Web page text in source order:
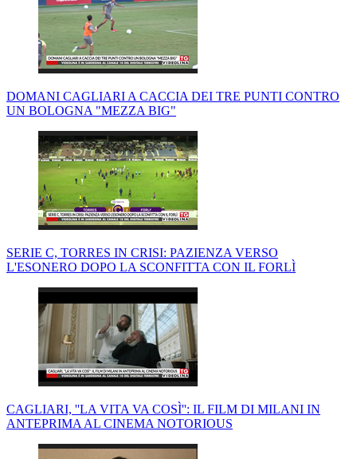
DOMANI CAGLIARI A CACCIA DEI TRE PUNTI CONTRO
UN BOLOGNA "MEZZA BIG"
SERIE C, TORRES IN CRISI: PAZIENZA VERSO
L'ESONERO DOPO LA SCONFITTA CON IL FORLÌ
CAGLIARI, ''LA VITA VA COSÌ'': IL FILM DI MILANI IN
ANTEPRIMA AL CINEMA NOTORIOUS